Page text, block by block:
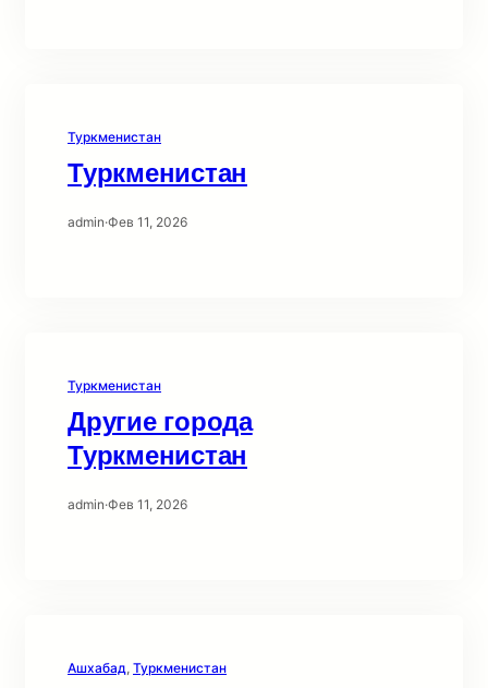
Туркменистан
Туркменистан
admin·Фев 11, 2026
Туркменистан
Другие города
Туркменистан
admin·Фев 11, 2026
Ашхабад, Туркменистан